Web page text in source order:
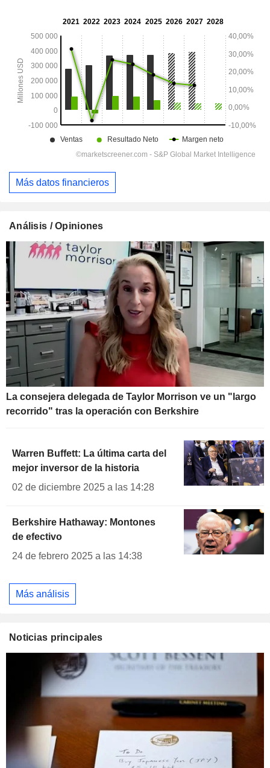
Más datos financieros
Análisis / Opiniones
La consejera delegada de Taylor Morrison ve un "largo
recorrido" tras la operación con Berkshire
Warren Buffett: La última carta del
mejor inversor de la historia
02 de diciembre 2025 a las 14:28
Berkshire Hathaway: Montones
de efectivo
24 de febrero 2025 a las 14:38
Más análisis
Noticias principales